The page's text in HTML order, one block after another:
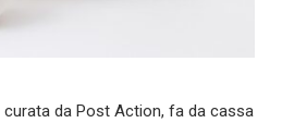
da Post Action, fa da cassa